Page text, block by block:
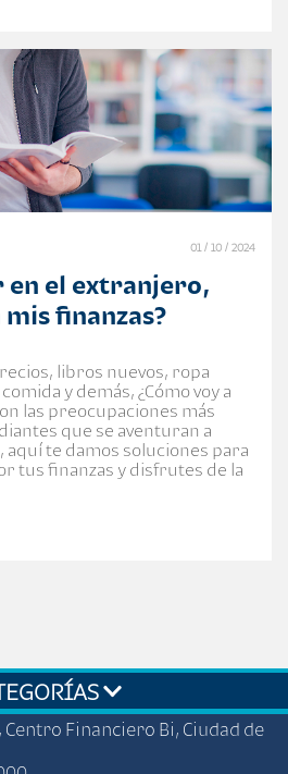
01 / 10 / 2024
en el extranjero,
mis finanzas?
libros nuevos, ropa
y demás, ¿Cómo voy a
las preocupaciones más
que se aventuran a
te damos soluciones para
tus finanzas y disfrutes de la
Centro Financiero Bi, Ciudad de